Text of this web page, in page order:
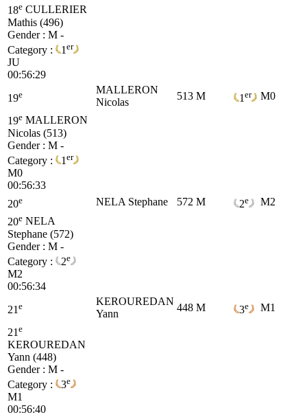
18e CULLERIER
Mathis (496)
Gender : M -
Category :
1 er
JU
00:56:29
19e
MALLERON
Nicolas
513 M 1 er M0
19e MALLERON
Nicolas (513)
Gender : M -
Category :
1 er
M0
00:56:33
20e NELA Stephane 572 M 2e
M2
20e NELA
Stephane (572)
Gender : M -
Category :
2e
M2
00:56:34
21 e
KEROUREDAN
Yann
448 M 3e M1
21 e
KEROUREDAN
Yann (448)
Gender : M -
Category :
3e
M1
00:56:40